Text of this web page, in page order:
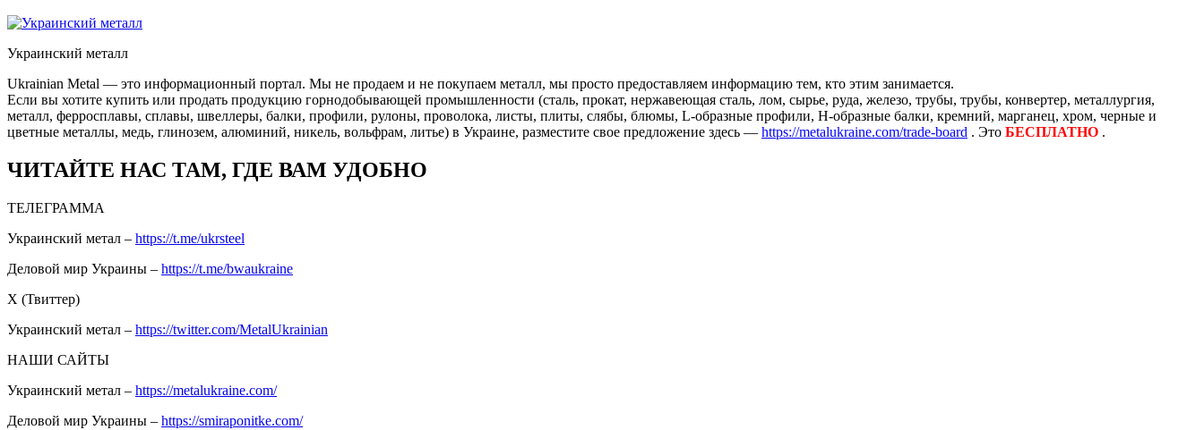
Украинский металл
Ukrainian Metal — это информационный портал. Мы не продаем и не покупаем металл, мы просто предоставляем информацию тем, кто этим занимается.
Если вы хотите купить или продать продукцию горнодобывающей промышленности (сталь, прокат, нержавеющая сталь, лом, сырье, руда, железо, трубы, трубы, конвертер, металлургия,
металл, ферросплавы, сплавы, швеллеры, балки, профили, рулоны, проволока, листы, плиты, слябы, блюмы, L-образные профили, H-образные балки, кремний, марганец, хром, черные и
цветные металлы, медь, глинозем, алюминий, никель, вольфрам, литье) в Украине, разместите свое предложение здесь — https://metalukraine.com/trade-board . Это БЕСПЛАТНО .
ЧИТАЙТЕ НАС ТАМ, ГДЕ ВАМ УДОБНО
ТЕЛЕГРАММА
Украинский метал – https://t.me/ukrsteel
Деловой мир Украины – https://t.me/bwaukraine
Х (Твиттер)
Украинский метал – https://twitter.com/MetalUkrainian
НАШИ САЙТЫ
Украинский метал – https://metalukraine.com/
Деловой мир Украины – https://smiraponitke.com/